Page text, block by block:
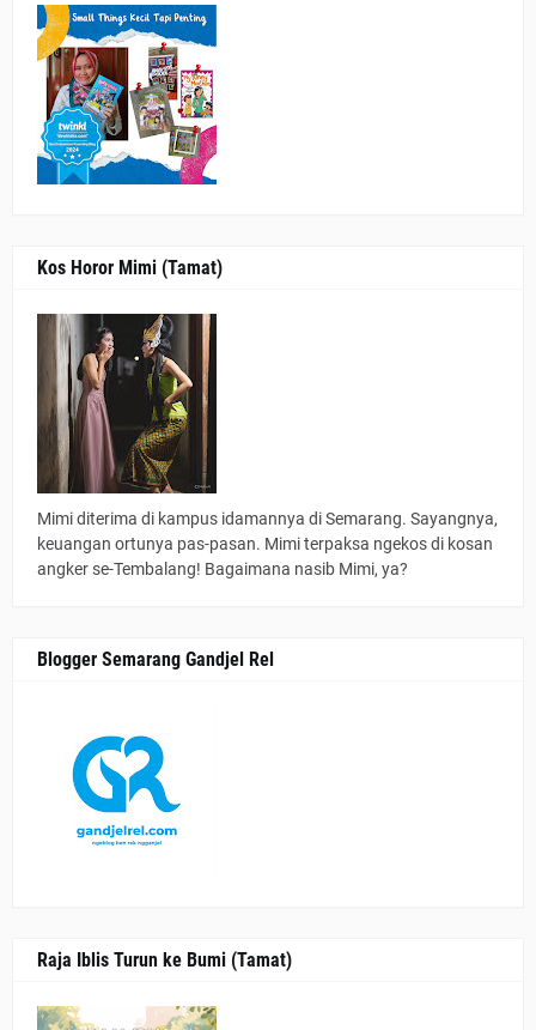
Kos Horor Mimi (Tamat)
Mimi diterima di kampus idamannya di Semarang. Sayangnya,
keuangan ortunya pas-pasan. Mimi terpaksa ngekos di kosan
angker se-Tembalang! Bagaimana nasib Mimi, ya?
Blogger Semarang Gandjel Rel
Raja Iblis Turun ke Bumi (Tamat)